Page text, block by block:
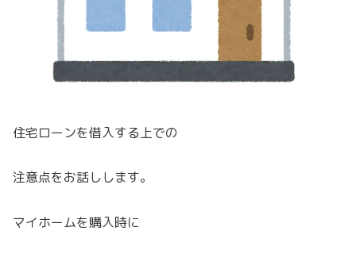
住宅ローンを借入する上での
注意点をお話しします。
マイホームを購入時に